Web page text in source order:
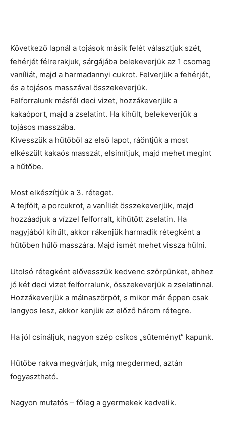
Következő lapnál a tojások másik felét választjuk szét,
fehérjét félrerakjuk, sárgájába belekeverjük az 1 csomag
vaníliát, majd a harmadannyi cukrot. Felverjük a fehérjét,
és a tojásos masszával összekeverjük.
Felforralunk másfél deci vizet, hozzákeverjük a
kakaóport, majd a zselatint. Ha kihűlt, belekeverjük a
tojásos masszába.
Kivesszük a hűtőből az első lapot, ráöntjük a most
elkészült kakaós masszát, elsimítjuk, majd mehet megint
a hűtőbe.
Most elkészítjük a 3. réteget.
A tejfölt, a porcukrot, a vaníliát összekeverjük, majd
hozzáadjuk a vízzel felforralt, kihűtött zselatin. Ha
nagyjából kihűlt, akkor rákenjük harmadik rétegként a
hűtőben hűlő masszára. Majd ismét mehet vissza hűlni.
Utolsó rétegként elővesszük kedvenc szörpünket, ehhez
jó két deci vizet felforralunk, összekeverjük a zselatinnal.
Hozzákeverjük a málnaszörpöt, s mikor már éppen csak
langyos lesz, akkor kenjük az előző három rétegre.
Ha jól csináljuk, nagyon szép csíkos „süteményt” kapunk.
Hűtőbe rakva megvárjuk, míg megdermed, aztán
fogyasztható.
Nagyon mutatós – főleg a gyermekek kedvelik.